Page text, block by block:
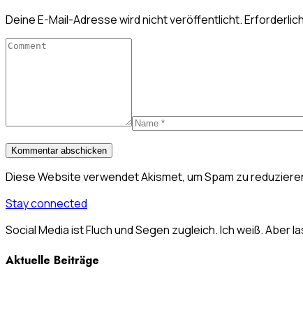
Deine E-Mail-Adresse wird nicht veröffentlicht.
Diese Website verwendet Akismet, um Spam zu
Stay connected
Social Media ist Fluch und Segen zugleich. Ich weiß. Aber
Aktuelle Beiträge